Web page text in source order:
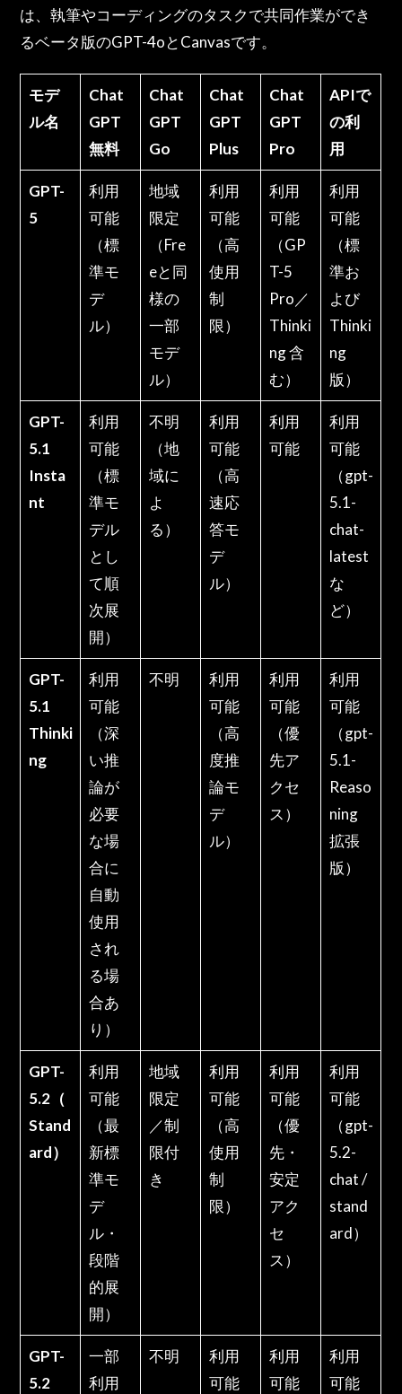
は、執筆やコーディングのタスクで共同作業ができ
るベータ版のGPT-4oとCanvasです。
モデ
ル名
Chat
GPT
無料
Chat
GPT
Go
Chat
GPT
Plus
Chat
GPT
Pro
APIで
の利
用
GPT-
5
利用
可能
（標
準モ
デ
ル）
地域
限定
（Fre
eと同
様の
一部
モデ
ル）
利用
可能
（高
使用
制
限）
利用
可能
（GP
T-5
Pro／
Thinki
ng 含
む）
利用
可能
（標
準お
よび
Thinki
ng
版）
GPT-
5.1
Insta
nt
利用
可能
（標
準モ
デル
とし
て順
次展
開）
不明
（地
域に
よ
る）
利用
可能
（高
速応
答モ
デ
ル）
利用
可能
利用
可能
（gpt-
5.1-
chat-
latest
な
ど）
GPT-
5.1
Thinki
ng
利用
可能
（深
い推
論が
必要
な場
合に
自動
使用
され
る場
合あ
り）
不明
利用
可能
（高
度推
論モ
デ
ル）
利用
可能
（優
先ア
クセ
ス）
利用
可能
（gpt-
5.1-
Reaso
ning
拡張
版）
GPT-
5.2（
Stand
ard）
利用
可能
（最
新標
準モ
デ
ル・
段階
的展
開）
地域
限定
／制
限付
き
利用
可能
（高
使用
制
限）
利用
可能
（優
先・
安定
アク
セ
ス）
利用
可能
（gpt-
5.2-
chat /
stand
ard）
GPT-
5.2
一部
利用
不明
利用
可能
利用
可能
利用
可能